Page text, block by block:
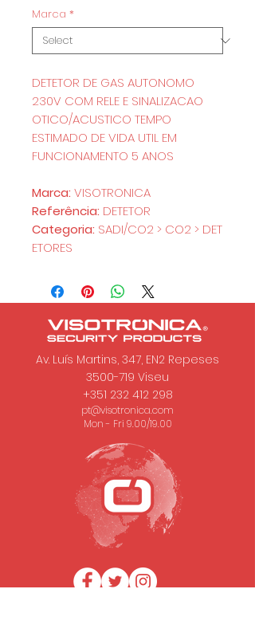
Marca *
DETETOR DE GAS AUTONOMO
230V COM RELE E SINALIZACAO
OTICO/ACUSTICO TEMPO
ESTIMADO DE VIDA UTIL EM
FUNCIONAMENTO 5 ANOS
Marca: VISOTRONICA
Referência: DETETOR
Categoria: SADI/CO2 > CO2 > DET
ETORES
Av. Luís Martins, 347, EN2 Repeses
3500-719 Viseu
+351 232 412 298
pt@visotronica.com
Mon - Fri 9.00/19.00